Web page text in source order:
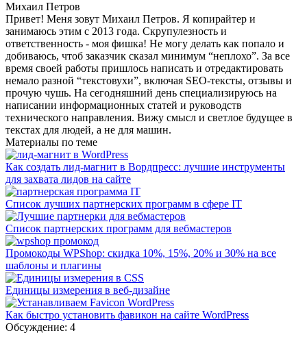
Михаил Петров
Привет! Меня зовут Михаил Петров. Я копирайтер и
занимаюсь этим с 2013 года. Скрупулезность и
ответственность - моя фишка! Не могу делать как попало и
добиваюсь, чтоб заказчик сказал минимум “неплохо”. За все
время своей работы пришлось написать и отредактировать
немало разной “текстовухи”, включая SEO-тексты, отзывы и
прочую чушь. На сегодняшний день специализируюсь на
написании информационных статей и руководств
технического направления. Вижу смысл и светлое будущее в
текстах для людей, а не для машин.
Материалы по теме
Как создать лид-магнит в Вордпресс: лучшие инструменты
для захвата лидов на сайте
Список лучших партнерских программ в сфере IT
Список партнерских программ для вебмастеров
Промокоды WPShop: скидка 10%, 15%, 20% и 30% на все
шаблоны и плагины
Единицы измерения в веб-дизайне
Как быстро установить фавикон на сайте WordPress
Обсуждение: 4